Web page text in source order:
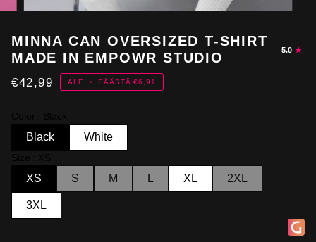
MINNA CAN OVERSIZED T-SHIRT
MADE IN EMPOWR STUDIO
5.0
€42,99 ALE • SÄÄSTÄ€6,91
Black White
XS S M L XL 2XL
3XL